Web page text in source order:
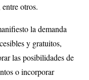
otros.
la demanda
y gratuitos,
las posibilidades de
o incorporar